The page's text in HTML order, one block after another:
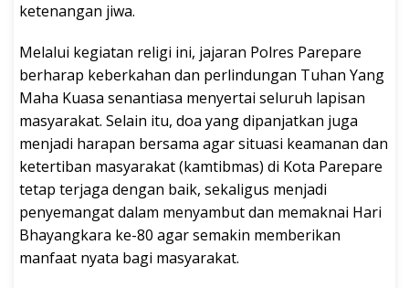
ketenangan jiwa.
Melalui kegiatan religi ini, jajaran Polres Parepare
berharap keberkahan dan perlindungan Tuhan Yang
Maha Kuasa senantiasa menyertai seluruh lapisan
masyarakat. Selain itu, doa yang dipanjatkan juga
menjadi harapan bersama agar situasi keamanan dan
ketertiban masyarakat (kamtibmas) di Kota Parepare
tetap terjaga dengan baik, sekaligus menjadi
penyemangat dalam menyambut dan memaknai Hari
Bhayangkara ke-80 agar semakin memberikan
manfaat nyata bagi masyarakat.